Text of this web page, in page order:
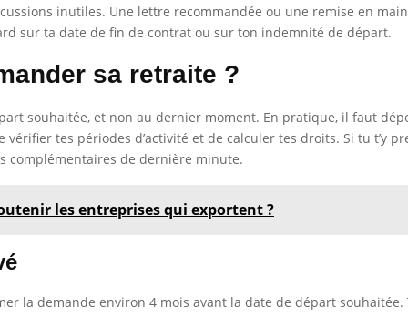
inutiles. Une lettre recommandée ou une remise en
sur ta date de fin de contrat ou sur ton indemnité de départ.
sa retraite ?
souhaitée, et non au dernier moment. En pratique, il faut
vérifier tes périodes d’activité et de calculer tes droits. Si tu t’y
complémentaires de dernière minute.
les entreprises qui exportent ?
la demande environ 4 mois avant la date de départ